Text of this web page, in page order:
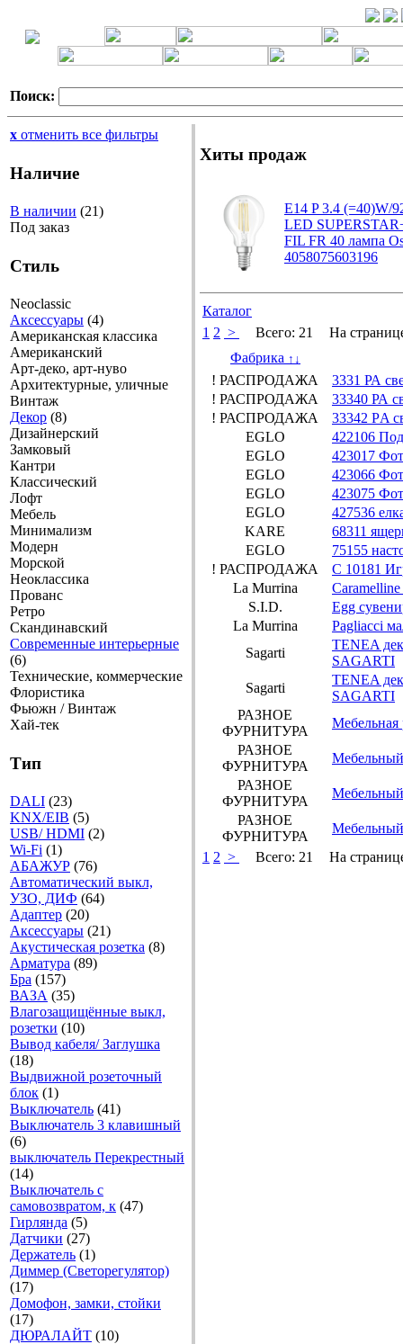
Поиск:
x отменить все фильтры
Наличие
В наличии (21)
Под заказ
Стиль
Neoclassic
Аксессуары (4)
Американская классика
Американский
Арт-деко, арт-нуво
Архитектурные, уличные
Винтаж
Декор (8)
Дизайнерский
Замковый
Кантри
Классический
Лофт
Мебель
Минимализм
Модерн
Морской
Неоклассика
Прованс
Ретро
Скандинавский
Современные интерьерные
(6)
Технические, коммерческие
Флористика
Фьюжн / Винтаж
Хай-тек
Тип
DALI (23)
KNX/EIB (5)
USB/ HDMI (2)
Wi-Fi (1)
АБАЖУР (76)
Автоматический выкл,
УЗО, ДИФ (64)
Адаптер (20)
Аксесcуары (21)
Акустическая розетка (8)
Арматура (89)
Бра (157)
ВАЗА (35)
Влагозащищённые выкл,
розетки (10)
Вывод кабеля/ Заглушка
(18)
Выдвижной розеточный
блок (1)
Выключатель (41)
Выключатель 3 клавишный
(6)
выключатель Перекрестный
(14)
Выключатель с
самовозвратом, к (47)
Гирлянда (5)
Датчики (27)
Держатель (1)
Диммер (Светорегулятор)
(17)
Домофон, замки, стойки
(17)
ДЮРАЛАЙТ (10)
Хиты продаж
E14 P 3.4 (=40)W/
LED
FIL FR 40 лампа
4058075603196
Каталог
1 2 > Всего: 21
На
Фабрика ↑ ↓
! РАСПРОДАЖА
3331 РА
! РАСПРОДАЖА
33340 РА
! РАСПРОДАЖА
33342 РA
EGLO
422106
EGLO
423017
EGLO
423066
EGLO
423075
EGLO
427536
KARE
68311
EGLO
75155
! РАСПРОДАЖА
C 10181
La Murrina
S.I.D.
Egg
La Murrina
Pagliacci
Sagarti
TENEA
SAGARTI
Sagarti
TENEA
SAGARTI
РАЗНОЕ
ФУРНИТУРА
Мебельная
РАЗНОЕ
ФУРНИТУРА
РАЗНОЕ
ФУРНИТУРА
РАЗНОЕ
ФУРНИТУРА
1 2 > Всего: 21 На